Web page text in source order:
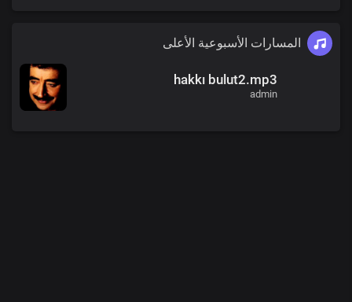
المسارات الأسبوعية الأعلى
hakkı bulut2.mp3
admin